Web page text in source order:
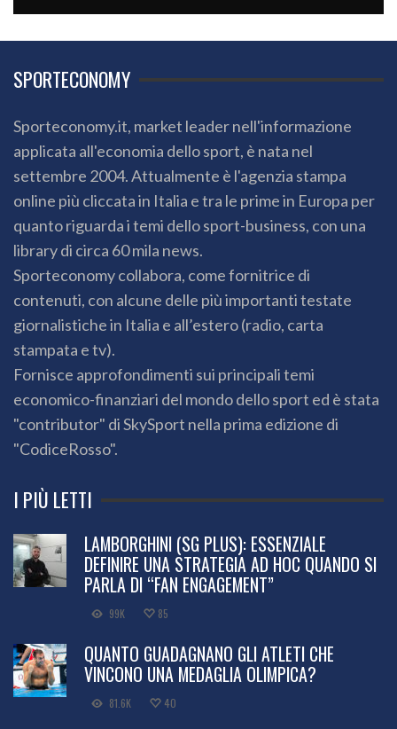
SPORTECONOMY
Sporteconomy.it, market leader nell'informazione
applicata all'economia dello sport, è nata nel
settembre 2004. Attualmente è l'agenzia stampa
online più cliccata in Italia e tra le prime in Europa per
quanto riguarda i temi dello sport-business, con una
library di circa 60 mila news.
Sporteconomy collabora, come fornitrice di
contenuti, con alcune delle più importanti testate
giornalistiche in Italia e all’estero (radio, carta
stampata e tv).
Fornisce approfondimenti sui principali temi
economico-finanziari del mondo dello sport ed è stata
"contributor" di SkySport nella prima edizione di
"CodiceRosso".
I PIÙ LETTI
LAMBORGHINI (SG PLUS): ESSENZIALE
DEFINIRE UNA STRATEGIA AD HOC QUANDO SI
PARLA DI “FAN ENGAGEMENT”
99K 85
QUANTO GUADAGNANO GLI ATLETI CHE
VINCONO UNA MEDAGLIA OLIMPICA?
81.6K 40